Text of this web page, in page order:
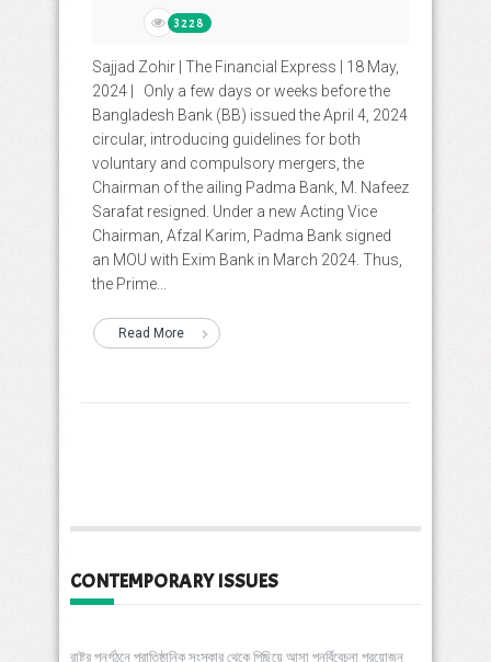
3228
Sajjad Zohir | The Financial Express | 18 May,
2024 | Only a few days or weeks before the
Bangladesh Bank (BB) issued the April 4, 2024
circular, introducing guidelines for both
voluntary and compulsory mergers, the
Chairman of the ailing Padma Bank, M. Nafeez
Sarafat resigned. Under a new Acting Vice
Chairman, Afzal Karim, Padma Bank signed
an MOU with Exim Bank in March 2024. Thus,
the Prime...
Read More
CONTEMPORARY ISSUES
রাষ্ট্র পুনর্গঠনে প্রাতিষ্ঠানিক সংস্কার থেকে পিছিয়ে আসা পুনর্বিবেচনা প্রয়োজন